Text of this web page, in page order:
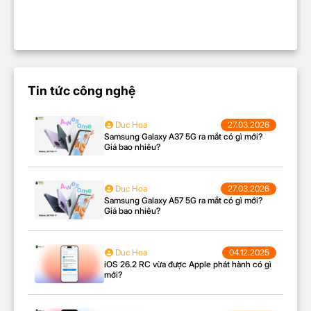
Chụp một chạm
Loại pin
Công nghệ sạc
Sạc pin nhanh
Tiết kiệm pin
Hỗ trợ sạc tối đa
45W
Cổng sạc
Type-C
Kết nối & Thẻ sim
Thẻ sim
1 Nano sim và 1 Esim
Mạng di động
Tin tức công nghệ
Duc Hoa
27.03.2026
Samsung Galaxy A37 5G ra mắt có gì mới?
Giá bao nhiêu?
Duc Hoa
27.03.2026
Samsung Galaxy A57 5G ra mắt có gì mới?
Giá bao nhiêu?
Duc Hoa
04.12.2025
iOS 26.2 RC vừa được Apple phát hành có gì
mới?